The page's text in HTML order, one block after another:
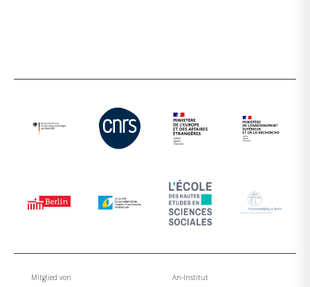
Mitglied von An-Institut